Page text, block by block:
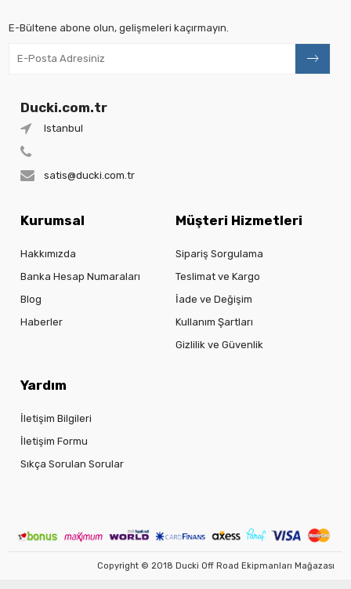
Ducki.com.tr
Istanbul
satis@ducki.com.tr
Kurumsal
Hakkımızda
Banka Hesap Numaraları
Blog
Haberler
Müşteri Hizmetleri
Sipariş Sorgulama
Teslimat ve Kargo
İade ve Değişim
Kullanım Şartları
Gizlilik ve Güvenlik
Yardım
İletişim Bilgileri
İletişim Formu
Sıkça Sorulan Sorular
E-Bültene abone olun, gelişmeleri kaçırmayın.
Copyright © 2018 Ducki Off Road Ekipmanları Mağazası